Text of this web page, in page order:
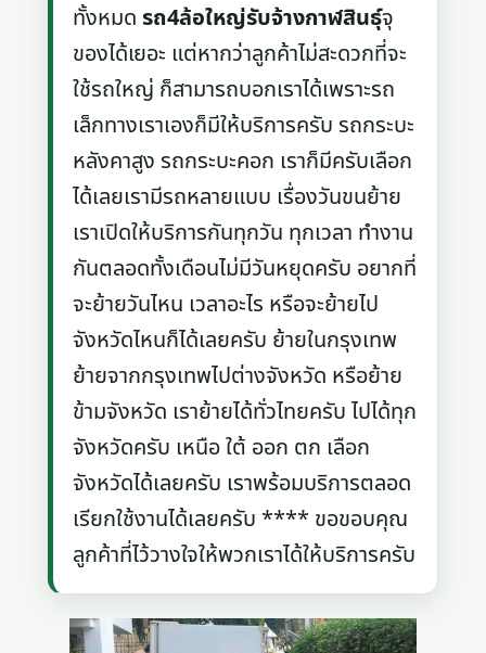
ทั้งหมดรถ4ล้อใหญ่รับจ้างกาฬสินธุ์จุ
ของได้เยอะ แต่หากว่าลูกค้าไม่สะดวกที่จะ
ใช้รถใหญ่ ก็สามารถบอกเราได้เพราะรถ
เล็กทางเราเองก็มีให้บริการครับ รถกระบะ
หลังคาสูง รถกระบะคอก เราก็มีครับเลือก
ได้เลยเรามีรถหลายแบบ เรื่องวันขนย้าย
เราเปิดให้บริการกันทุกวัน ทุกเวลา ทำงาน
กันตลอดทั้งเดือนไม่มีวันหยุดครับ อยากที่
จะย้ายวันไหน เวลาอะไร หรือจะย้ายไป
จังหวัดไหนก็ได้เลยครับ ย้ายในกรุงเทพ
ย้ายจากกรุงเทพไปต่างจังหวัด หรือย้าย
ข้ามจังหวัด เราย้ายได้ทั่วไทยครับ ไปได้ทุก
จังหวัดครับ เหนือ ใต้ ออก ตก เลือก
จังหวัดได้เลยครับ เราพร้อมบริการตลอด
เรียกใช้งานได้เลยครับ **** ขอขอบคุณ
ลูกค้าที่ไว้วางใจให้พวกเราได้ให้บริการครับ